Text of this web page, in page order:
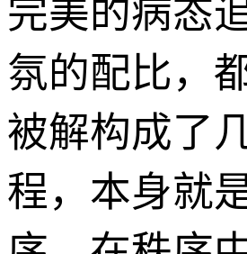
完美的病态
氛的配比，
被解构成了
程，本身就